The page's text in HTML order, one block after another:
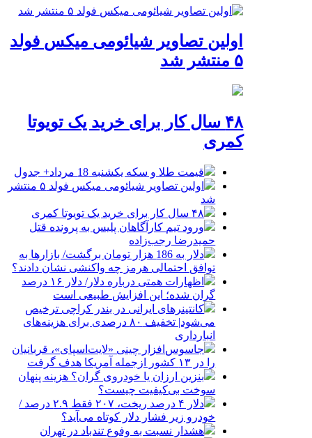
اولین تصاویر شیائومی میکس فولد
۵ منتشر شد
۴۸ سال کار برای خرید یک تویوتا
کمری
قیمت طلا و سکه یکشنبه 18 مرداد+ جدول
اولین تصاویر شیائومی میکس فولد ۵ منتشر
شد
۴۸ سال کار برای خرید یک تویوتا کمری
ورود تیم کارآگاهان پلیس به پرونده قتل
حمیدرضا رجب‌زاده
دلار به 186 هزار تومان برگشت/ بازارها به
توافق احتمالی هرمز چه واکنشی نشان دادند؟
اظهارات همتی درباره دلار/ دلار ۱۶ درصد
گران شده؛ این افزایش طبیعی است
کانتینرهای ایرانی در بندر کراچی ترخیص
می‌شود| تخفیف ۸۰ درصدی برای هزینه‌های
انبارداری
جاسوس‌افزار چینی «لایت‌اسپای»، قربانیان
را در ۱۳ کشور ازجمله آمریکا هدف گرفت
بنزین ارزان یا خودروی گران؟ هزینه پنهان
سوخت بی‌کیفیت چیست؟
دلار ۴ درصد ریخت، ۲۰۷ فقط ۲.۹ درصد /
خودرو زیر فشار دلار کوتاه می‌آید؟
هشدار نسبت به وفوع تندباد در تهران